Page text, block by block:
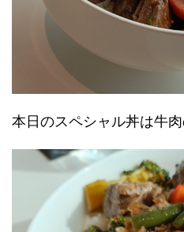
本日のスペシャル丼は牛肉